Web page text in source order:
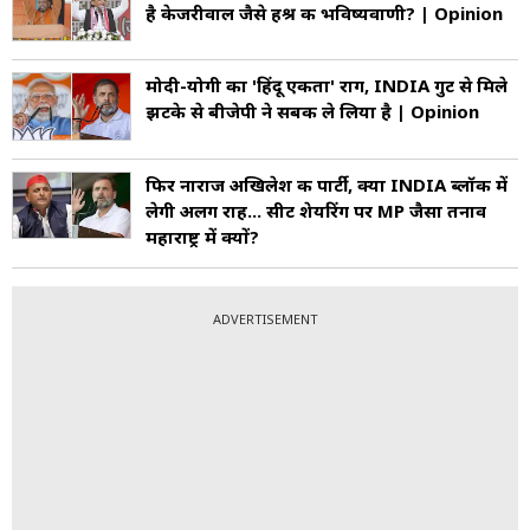
है केजरीवाल जैसे हश्र की भविष्यवाणी? | Opinion
मोदी-योगी का 'हिंदू एकता' राग, INDIA गुट से मिले
झटके से बीजेपी ने सबक ले लिया है | Opinion
फिर नाराज अखिलेश की पार्टी, क्या INDIA ब्लॉक में
लेगी अलग राह... सीट शेयरिंग पर MP जैसा तनाव
महाराष्ट्र में क्यों?
ADVERTISEMENT